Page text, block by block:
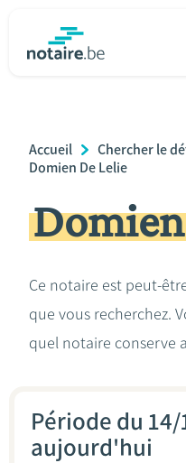
Relations et vivre ensemble
Héritage et donations
Le notaire
Accueil
Chercher le
Domien De Lelie
Ce notaire est peut-
que vous recherchez.
quel notaire conserve
Période du 14/
aujourd'hui